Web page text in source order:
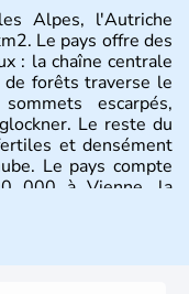
Alpes, l'Autriche
Le pays offre des
: la chaîne centrale
forêts traverse le
escarpés,
Le reste du
et densément
Le pays compte
000 à Vienne, la